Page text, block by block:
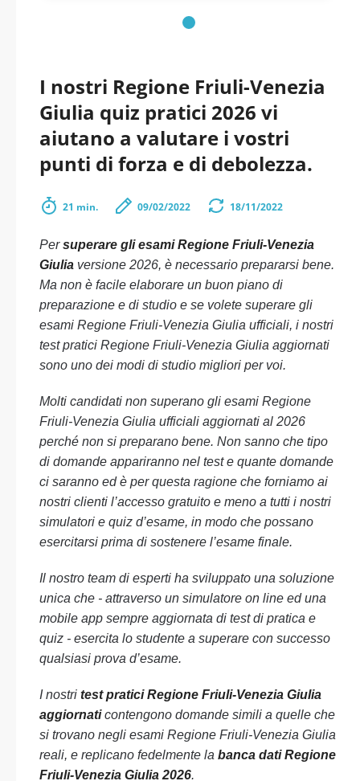
I nostri Regione Friuli-Venezia
Giulia quiz pratici 2026 vi
aiutano a valutare i vostri
punti di forza e di debolezza.
21 min. 09/02/2022 18/11/2022
Persuperare gli esami Regione Friuli-Venezia
Giulia versione 2026, è necessario prepararsi bene.
Ma non è facile elaborare un buon piano di
preparazione e di studio e se volete superare gli
esami Regione Friuli-Venezia Giulia ufficiali, i nostri
test pratici Regione Friuli-Venezia Giulia aggiornati
sono uno dei modi di studio migliori per voi.
Molti candidati non superano gli esami Regione
Friuli-Venezia Giulia ufficiali aggiornati al 2026
perché non si preparano bene. Non sanno che tipo
di domande appariranno nel test e quante domande
ci saranno ed è per questa ragione che forniamo ai
nostri clienti l’accesso gratuito e meno a tutti i nostri
simulatori e quiz d’esame, in modo che possano
esercitarsi prima di sostenere l’esame finale.
Il nostro team di esperti ha sviluppato una soluzione
unica che - attraverso un simulatore on line ed una
mobile app sempre aggiornata di test di pratica e
quiz - esercita lo studente a superare con successo
qualsiasi prova d’esame.
I nostri test pratici Regione Friuli-Venezia Giulia
aggiornaticontengono domande simili a quelle che
si trovano negli esami Regione Friuli-Venezia Giulia
reali, e replicano fedelmente la banca dati Regione
Friuli-Venezia Giulia 2026.